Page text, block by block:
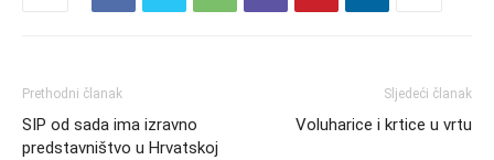
Prethodni članak
SIP od sada ima izravno
predstavništvo u Hrvatskoj
Sljedeći članak
Voluharice i krtice u vrtu